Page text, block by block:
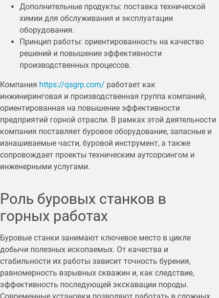
Дополнительные продукты: поставка технической
химии для обслуживания и эксплуатации
оборудования.
Принцип работы: ориентированность на качество
решений и повышение эффективности
производственных процессов.
Компания https://qsgrp.com/ работает как
инжиниринговая и производственная группа компаний,
ориентированная на повышение эффективности
предприятий горной отрасли. В рамках этой деятельности
компания поставляет буровое оборудование, запасные и
изнашиваемые части, буровой инструмент, а также
сопровождает проекты техническим аутсорсингом и
инженерными услугами.
Роль буровых станков в
горных работах
Буровые станки занимают ключевое место в цикле
добычи полезных ископаемых. От качества и
стабильности их работы зависит точность бурения,
равномерность взрывных скважин и, как следствие,
эффективность последующей экскавации породы.
Современные установки позволяют работать в сложных